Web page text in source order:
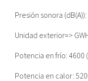
Presión sonora
Unidad exterior=>
Potencia en frío: 4600
Potencia en calor: